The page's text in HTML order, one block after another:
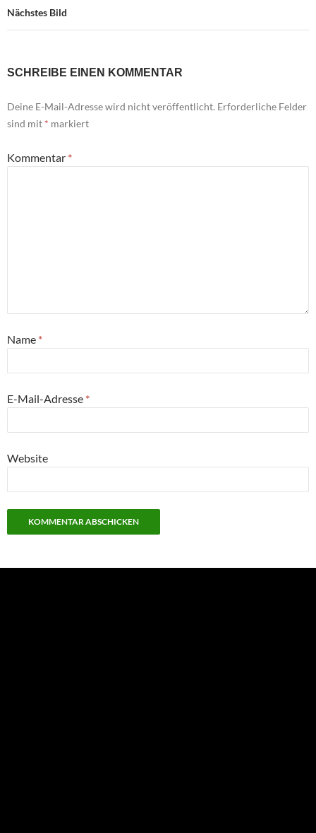
Nächstes Bild
SCHREIBE EINEN KOMMENTAR
Deine E-Mail-Adresse wird nicht veröffentlicht. Erforderliche Felder
sind mit * markiert
Kommentar *
Name *
E-Mail-Adresse *
Website